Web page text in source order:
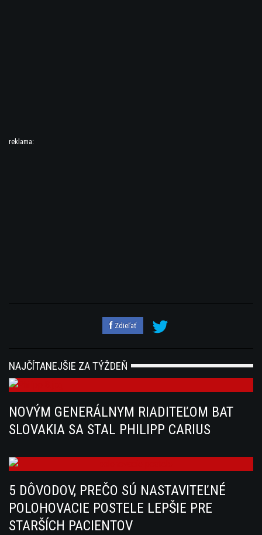
reklama:
Zdieľať
NAJČÍTANEJŠIE ZA TÝŽDEŇ
NOVÝM GENERÁLNYM RIADITEĽOM BAT
SLOVAKIA SA STAL PHILIPP CARIUS
5 DÔVODOV, PREČO SÚ NASTAVITEĽNÉ
POLOHOVACIE POSTELE LEPŠIE PRE
STARŠÍCH PACIENTOV